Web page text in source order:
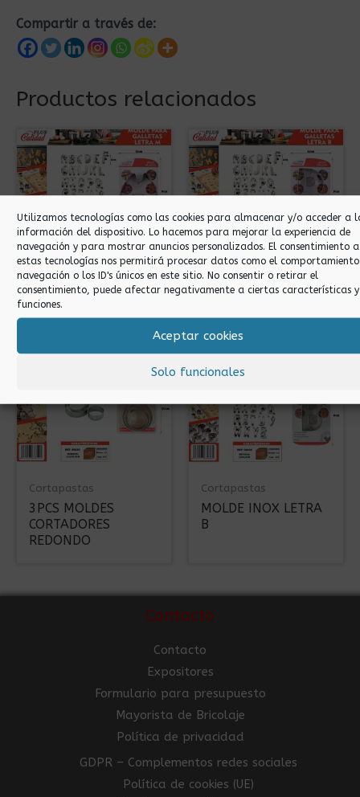
Utilizamos tecnologías como las cookies para almacenar y/o acceder a
información del dispositivo. Lo hacemos para mejorar la experiencia de
navegación y para mostrar anuncios personalizados. El consentimiento a
estas tecnologías nos permitirá procesar datos como el
navegación o los ID's únicos en este sitio. No consentir o retirar el
consentimiento, puede afectar negativamente a ciertas características y
funciones.
Aceptar cookies
Solo funcionales
Compartir a través de:
Productos relacionados
Cortapastas
MOLDE INOX LETRA
M
Cortapastas
MOLDE INOX LETRA
R
Cortapastas
3PCS MOLDES
CORTADORES
REDONDO
Cortapastas
MOLDE INOX LETRA
B
Contacto
Contacto
Expositores
Formulario para presupuesto
Mayorista de Bricolaje
Política de privacidad
GDPR – Complementos redes sociales
Política de cookies (UE)